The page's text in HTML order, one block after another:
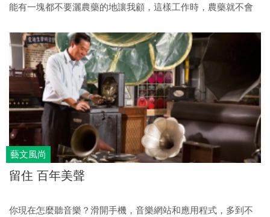
能有一塊都不要灑農藥的地讓我顧，這樣工作時，農藥就不會
藝文風尚
留住 百年美聲
你現在怎麼聽音樂？滑開手機，音樂網站和應用程式，多到不